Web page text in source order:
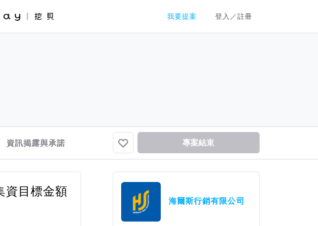
我要提案 登入／註冊
得信賴的群眾集資 / 群眾募資平台
資訊揭露與承諾 專案結束
資目標金額
海爾斯行銷有限公司